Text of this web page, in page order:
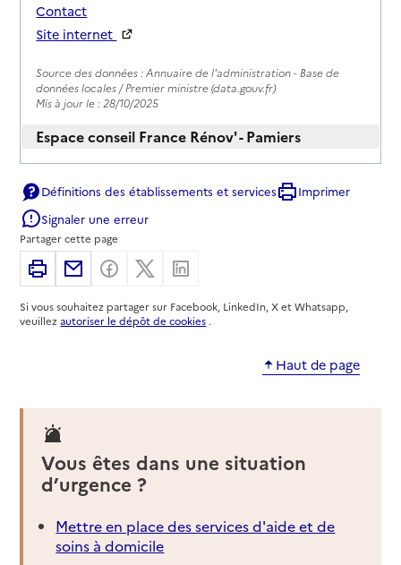
Contact
Site internet
Source des données : Annuaire de l'administration - Base de
données locales / Premier ministre (data.gouv.fr)
Mis à jour le : 28/10/2025
Espace conseil France Rénov' - Pamiers
Adresse
09100-Pamiers
01 64 43 36 11
Site internet
Rapport HAS
données locales / Premier ministre (data.gouv.fr)
Mis à jour le : 14/11/2025
Espace conseil France Rénov' - Saint-Jean-de-
Adresse
55 rue des Muriers - Zone de Joulieu
09000
0534146381
Contact
Site internet
Rapport HAS
Définitions des établissements et services
Imprimer
Signaler une erreur
Partager cette page
ImprimerPartager par email
Partager sur Facebook
Partager sur X
Si vous souhaitez partager sur Facebook, LinkedIn, X et Whatsapp,
veuillezautoriser le dépôt de cookies .
Haut de page
Vous êtes dans une situation
d’urgence ?
Mettre en place des services d'aide et de
soins à domicile